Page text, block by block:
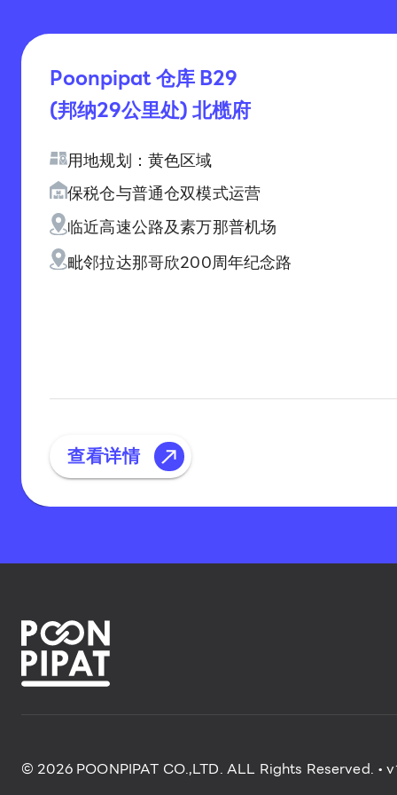
Poonpipat 仓库 B29
(邦纳29公里处) 北榄府
用地规划：黄色区域
保税仓与普通仓双模式运营
临近高速公路及素万那普机场
毗邻拉达那哥欣200周年纪念路
查看详情
© 2026 POONPIPAT CO.,LTD. ALL Rights Reserved. •